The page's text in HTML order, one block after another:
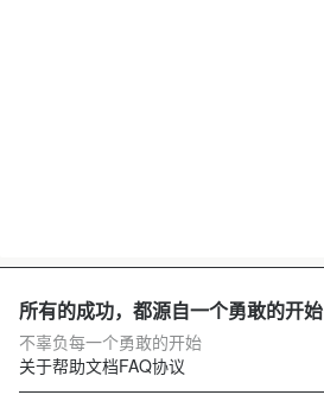
所有的成功，都源自一个勇敢的开始
不辜负每一个勇敢的开始
关于帮助文档FAQ协议